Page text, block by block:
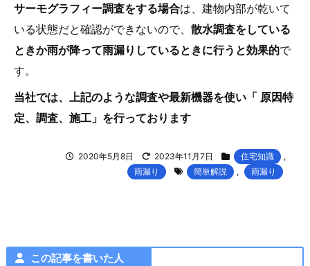
サーモグラフィー調査をする場合は、建物内部が乾いて
いる状態だと確認ができないので、散水調査をしている
ときか雨が降って雨漏りしているときに行うと効果的で
す。
当社では、上記のような調査や最新機器を使い「 原因特
定、調査、施工」を行っております
2020年5月8日 2023年11月7日 住宅知識
,
雨漏り
簡単解説 , 雨漏り
この記事を書いた人